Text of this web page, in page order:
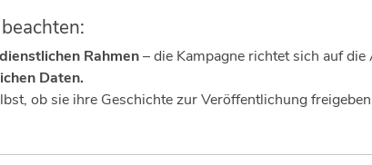
Rahmen– die Kampagne richtet sich auf
Daten.
ob sie ihre Geschichte zur Veröffentlichung